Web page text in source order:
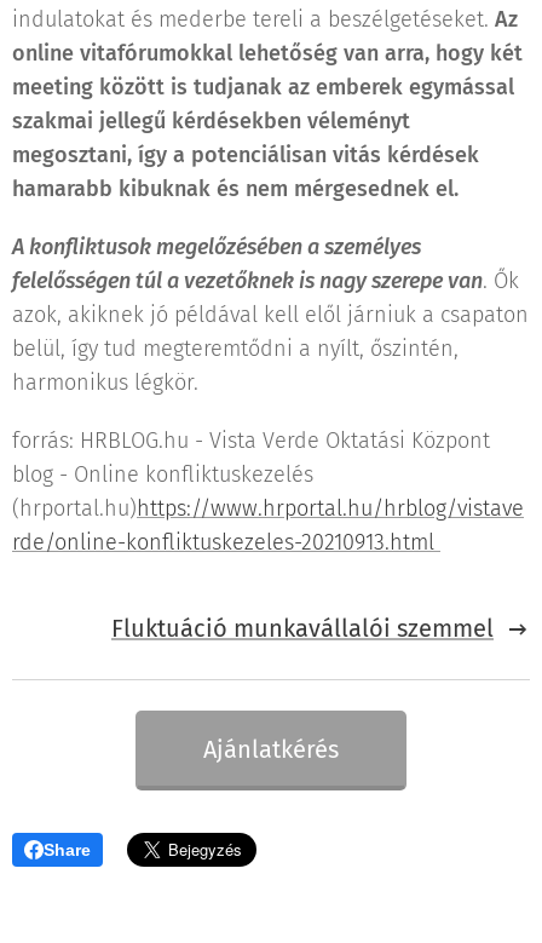
indulatokat és mederbe tereli a beszélgetéseket. Az
online vitafórumokkal lehetőség van arra, hogy két
meeting között is tudjanak az emberek egymással
szakmai jellegű kérdésekben véleményt
megosztani, így a potenciálisan vitás kérdések
hamarabb kibuknak és nem mérgesednek el.
A konfliktusok megelőzésében a személyes
felelősségen túl a vezetőknek is nagy szerepe van. Ők
azok, akiknek jó példával kell elől járniuk a csapaton
belül, így tud megteremtődni a nyílt, őszintén,
harmonikus légkör.
forrás: HRBLOG.hu - Vista Verde Oktatási Központ
blog - Online konfliktuskezelés
(hrportal.hu)https://www.hrportal.hu/hrblog/vistave
rde/online-konfliktuskezeles-20210913.html
Fluktuáció munkavállalói szemmel
Ajánlatkérés
Share